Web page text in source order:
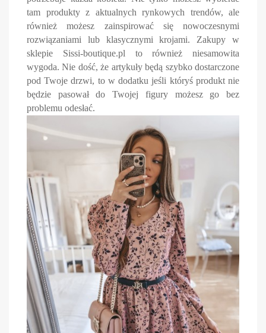
tam produkty z aktualnych rynkowych trendów, ale
również możesz zainspirować się nowoczesnymi
rozwiązaniami lub klasycznymi krojami. Zakupy w
sklepie Sissi-boutique.pl to również niesamowita
wygoda. Nie dość, że artykuły będą szybko dostarczone
pod Twoje drzwi, to w dodatku jeśli któryś produkt nie
będzie pasował do Twojej figury możesz go bez
problemu odesłać.